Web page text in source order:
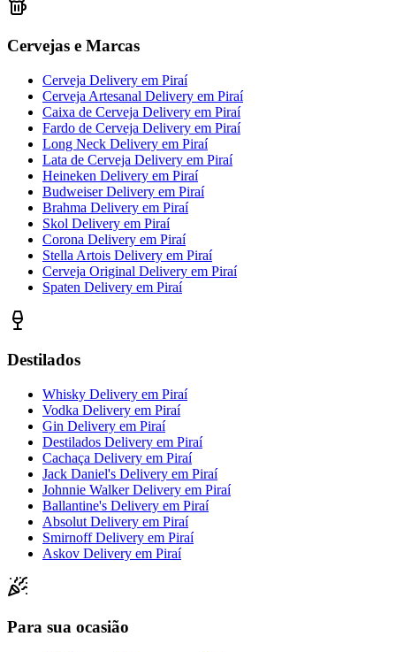
Cervejas e Marcas
Cerveja Delivery em Piraí
Cerveja Artesanal Delivery em Piraí
Caixa de Cerveja Delivery em Piraí
Fardo de Cerveja Delivery em Piraí
Long Neck Delivery em Piraí
Lata de Cerveja Delivery em Piraí
Heineken Delivery em Piraí
Budweiser Delivery em Piraí
Brahma Delivery em Piraí
Skol Delivery em Piraí
Corona Delivery em Piraí
Stella Artois Delivery em Piraí
Cerveja Original Delivery em Piraí
Spaten Delivery em Piraí
Destilados
Whisky Delivery em Piraí
Vodka Delivery em Piraí
Gin Delivery em Piraí
Destilados Delivery em Piraí
Cachaça Delivery em Piraí
Jack Daniel's Delivery em Piraí
Johnnie Walker Delivery em Piraí
Ballantine's Delivery em Piraí
Absolut Delivery em Piraí
Smirnoff Delivery em Piraí
Askov Delivery em Piraí
Para sua ocasião